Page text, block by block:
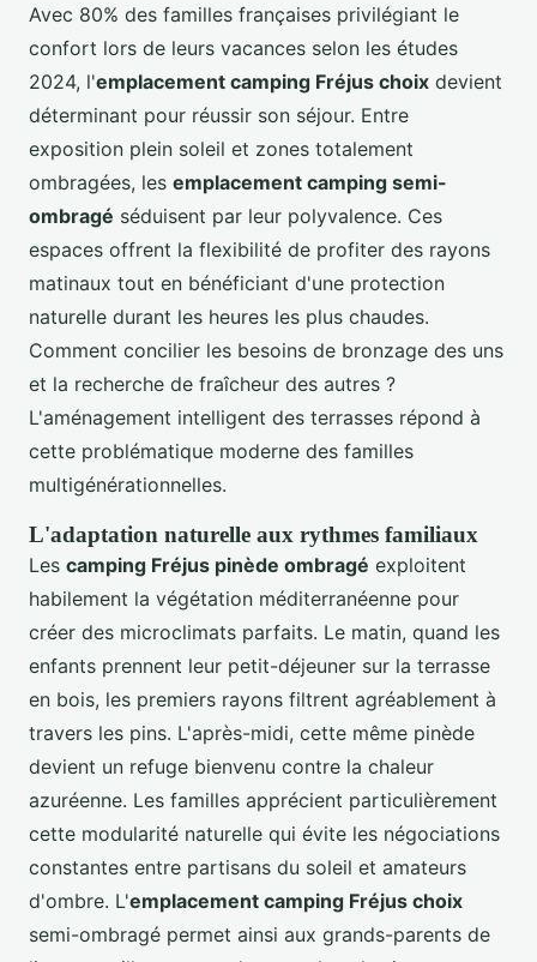
Avec 80% des familles françaises privilégiant le
confort lors de leurs vacances selon les études
2024, l'emplacement camping Fréjus choix devient
déterminant pour réussir son séjour. Entre
exposition plein soleil et zones totalement
ombragées, les emplacement camping semi-
ombragé séduisent par leur polyvalence. Ces
espaces offrent la flexibilité de profiter des rayons
matinaux tout en bénéficiant d'une protection
naturelle durant les heures les plus chaudes.
Comment concilier les besoins de bronzage des uns
et la recherche de fraîcheur des autres ?
L'aménagement intelligent des terrasses répond à
cette problématique moderne des familles
multigénérationnelles.
L'adaptation naturelle aux rythmes familiaux
Les camping Fréjus pinède ombragé exploitent
habilement la végétation méditerranéenne pour
créer des microclimats parfaits. Le matin, quand les
enfants prennent leur petit-déjeuner sur la terrasse
en bois, les premiers rayons filtrent agréablement à
travers les pins. L'après-midi, cette même pinède
devient un refuge bienvenu contre la chaleur
azuréenne. Les familles apprécient particulièrement
cette modularité naturelle qui évite les négociations
constantes entre partisans du soleil et amateurs
d'ombre. L'emplacement camping Fréjus choix
semi-ombragé permet ainsi aux grands-parents de